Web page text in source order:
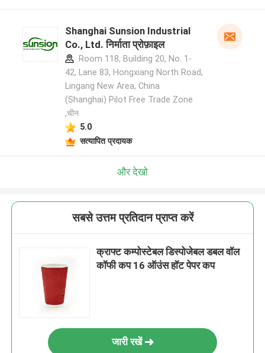
Shanghai Sunsion Industrial
Co., Ltd. निर्माता प्रोफ़ाइल
Room 118, Building 20, No. 1-
42, Lane 83, Hongxiang North Road,
Lingang New Area, China
(Shanghai) Pilot Free Trade Zone
,चीन
5.0
सत्यापित प्रदायक
और देखो
सबसे उत्तम प्रतिदान प्राप्त करें
क्राफ्ट कम्पोस्टेबल डिस्पोजेबल डबल वॉल
कॉफी कप 16 ऑउंस हॉट पेपर कप
जारी रखें